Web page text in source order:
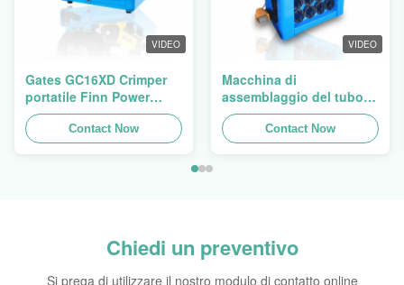
VIDEO
Gates GC16XD Crimper
portatile Finn Power
P16HP Crimper manuale
per cavi idraulici in
vendita
Contact Now
VIDEO
Macchina di
assemblaggio del tubo
idraulico, macchina di
frenatura del tubo,
manifattura del tubo Finn
Contact Now
Chiedi un preventivo
Si prega di utilizzare il nostro modulo di contatto online